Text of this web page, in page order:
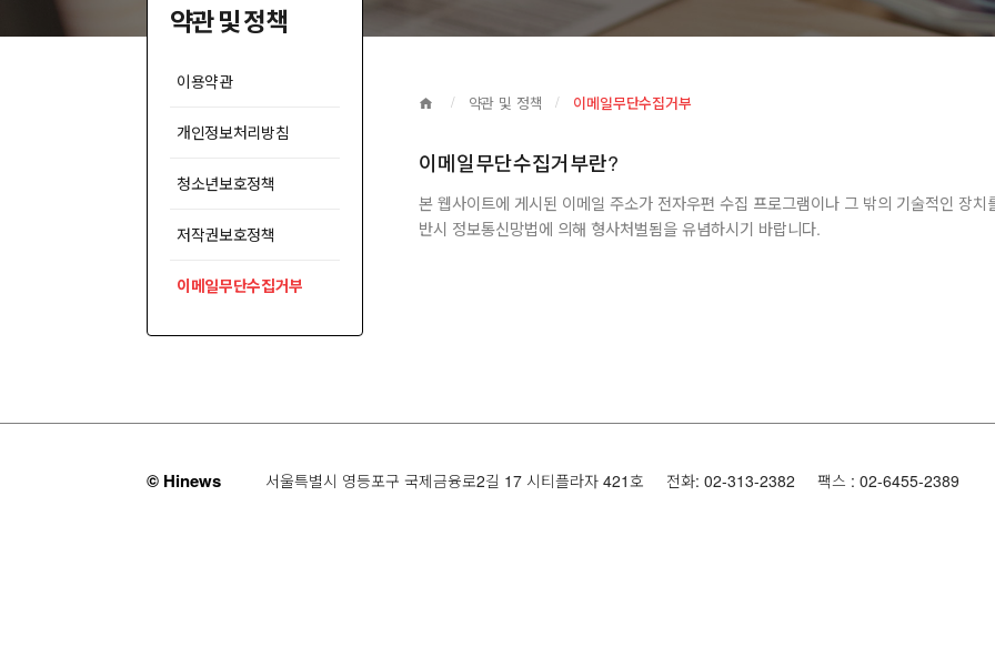
약관 및 정책
이용약관
개인정보처리방침
청소년보호정책
저작권보호정책
이메일무단수집거부
페
이
지
경
HOME약관 및 정책 이메일무단수집거부
이메일무단수집거부란?
본 웹사이트에 게시된 이메일 주소가 전자우편 수집 프로그램이나 그 밖의 기술적인 장
반시 정보통신망법에 의해 형사처벌됨을 유념하시기 바랍니다.
© Hinews 서울특별시 영등포구 국제금융로2길 17 시티플라자 421호 전화: 02-313-2382 팩스 : 02-6455-2389